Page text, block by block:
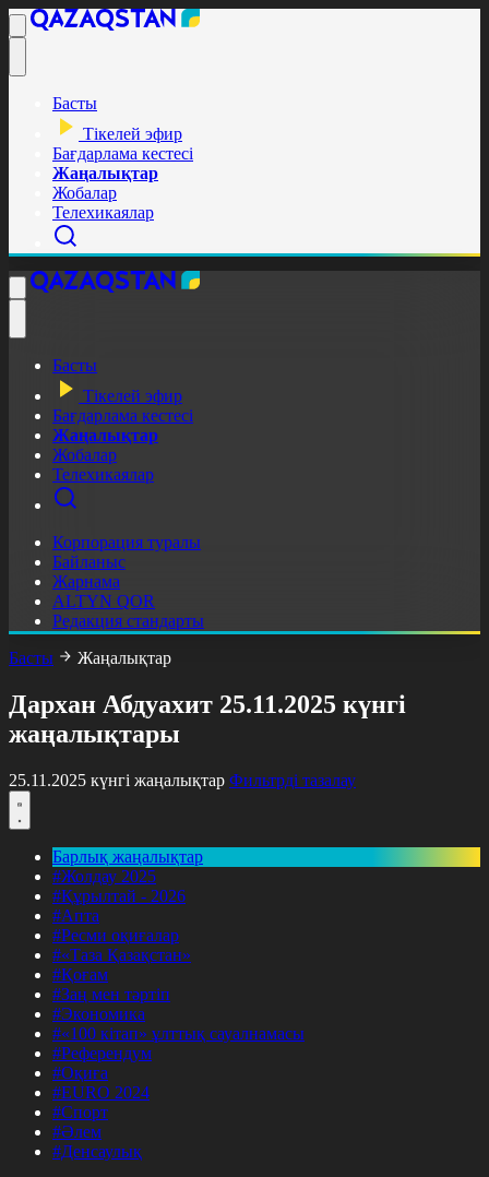
Басты
Тікелей эфир
Бағдарлама кестесі
Жаңалықтар
Жобалар
Телехикаялар
Басты
Тікелей эфир
Бағдарлама кестесі
Жаңалықтар
Жобалар
Телехикаялар
Корпорация туралы
Байланыс
Жарнама
ALTYN QOR
Редакция стандарты
Басты
Жаңалықтар
Дархан Абдуахит 25.11.2025 күнгі
жаңалықтары
25.11.2025 күнгі жаңалықтар Фильтрді тазалау
Барлық жаңалықтар
#Жолдау 2025
#Құрылтай - 2026
#Апта
#Ресми оқиғалар
#«Таза Қазақстан»
#Қоғам
#Заң мен тәртіп
#Экономика
#«100 кітап» ұлттық сауалнамасы
#Референдум
#Оқиға
#EURO 2024
#Спорт
#Әлем
#Денсаулық